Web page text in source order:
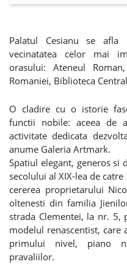
Palatul Cesianu se
vecinatatea celor mai
orasului: Ateneul
Romaniei, Biblioteca
O cladire cu o istorie
functii nobile: aceea de
activitate dedicata
anume Galeria Artmark.
Spatiul elegant, generos si
secolului al XIX-lea de
cererea proprietarului
oltenesti din familia
strada Clementei, la nr. 5,
modelul renascentist,
primului nivel, piano
pravaliilor.